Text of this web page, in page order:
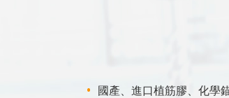
國產、進口植筋膠、化學